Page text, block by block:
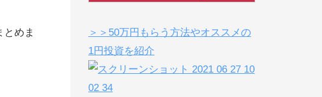
めま
＞＞50万円もらう方法やオススメの
1円投資を紹介